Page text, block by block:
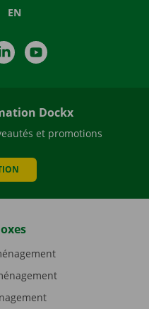
EN
LinkedIn
Dockx
et promotions